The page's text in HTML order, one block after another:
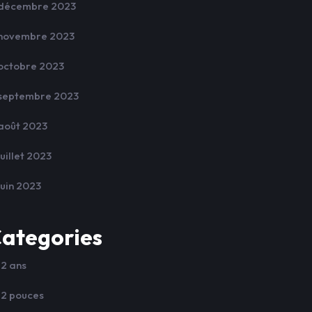
2023
2023
2023
2023
2023
2023
2023
ans
pouces